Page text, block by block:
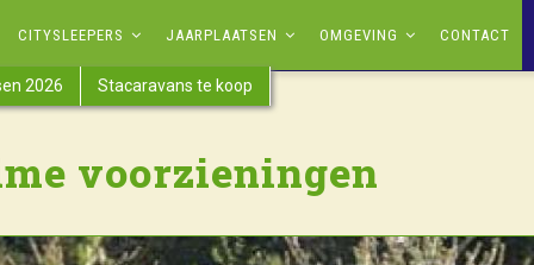
CITYSLEEPERS JAARPLAATSEN OMGEVING CONTACT
2026 Stacaravans te koop
voorzieningen